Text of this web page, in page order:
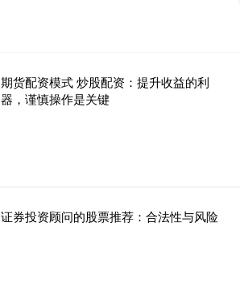
期货配资模式 炒股配资：提升收益的利
器，谨慎操作是关键
证券投资顾问的股票推荐：合法性与风险